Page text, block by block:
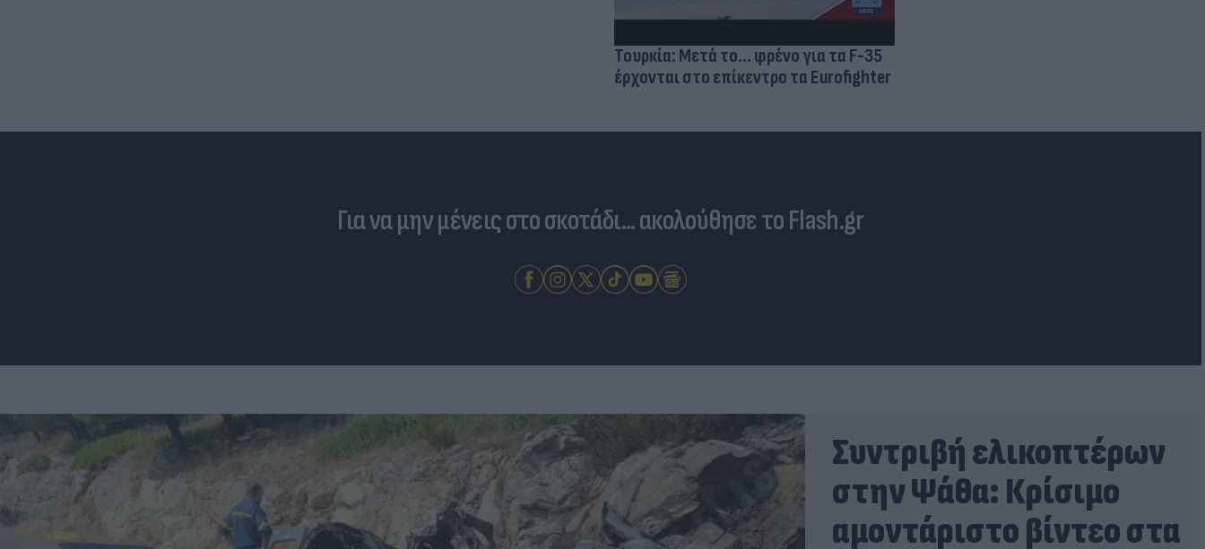
Τουρκία: Μετά το... φρένο για τα F-35
έρχονται στο επίκεντρο τα Eurofighter
Για να μην μένεις στο σκοτάδι... ακολούθησε το Flash.gr
Συντριβή ελικοπτέρων
στην Ψάθα: Κρίσιμο
αμοντάριστο βίντεο στα